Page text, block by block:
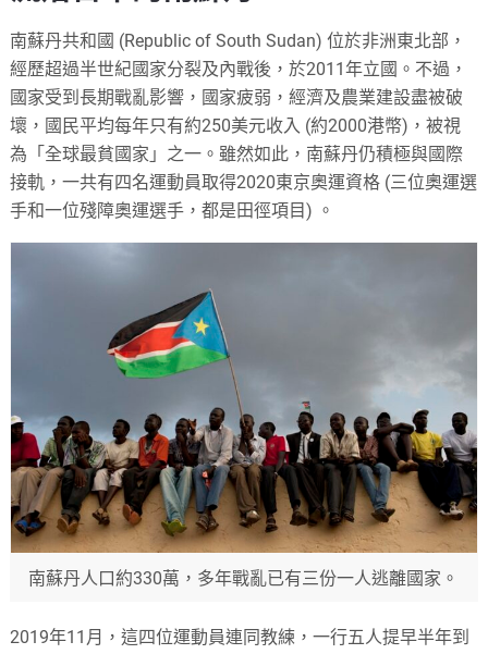
南蘇丹共和國 (Republic of South Sudan) 位於非洲東北部，
經歷超過半世紀國家分裂及內戰後，於2011年立國。不過，
國家受到長期戰亂影響，國家疲弱，經濟及農業建設盡被破
壞，國民平均每年只有約250美元收入 (約2000港幣)，被視
為「全球最貧國家」之一。雖然如此，南蘇丹仍積極與國際
接軌，一共有四名運動員取得2020東京奧運資格 (三位奧運選
手和一位殘障奧運選手，都是田徑項目) 。
南蘇丹人口約330萬，多年戰亂已有三份一人逃離國家。
2019年11月，這四位運動員連同教練，一行五人提早半年到